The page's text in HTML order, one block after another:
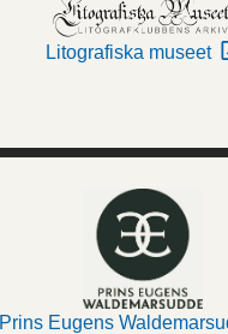
Litografiska museet
Prins Eugens